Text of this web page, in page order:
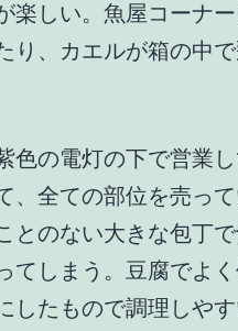
楽しい。魚屋コーナ
り、カエルが箱の中
色の電灯の下で営業
、全ての部位を売っ
とのない大きな包丁
てしまう。豆腐でよ
したもので調理しや